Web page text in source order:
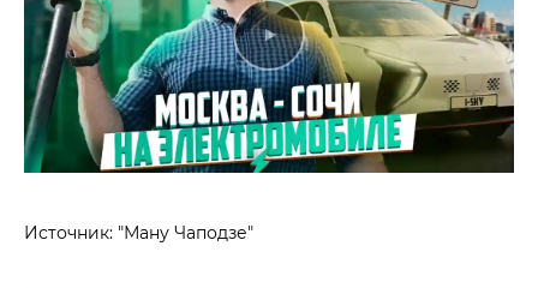
Источник: "Ману Чаподзе"